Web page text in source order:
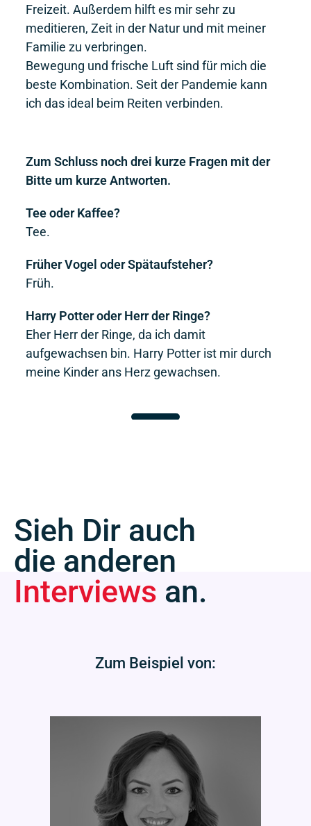
Freizeit. Außerdem hilft es mir sehr zu
meditieren, Zeit in der Natur und mit meiner
Familie zu verbringen.
Bewegung und frische Luft sind für mich die
beste Kombination. Seit der Pandemie kann
ich das ideal beim Reiten verbinden.
Zum Schluss noch drei kurze Fragen mit der
Bitte um kurze Antworten.
Tee oder Kaffee?
Tee.
Früher Vogel oder Spätaufsteher?
Früh.
Harry Potter oder Herr der Ringe?
Eher Herr der Ringe, da ich damit
aufgewachsen bin. Harry Potter ist mir durch
meine Kinder ans Herz gewachsen.
Sieh Dir auch
die anderen
Interviews an.
Zum Beispiel von: